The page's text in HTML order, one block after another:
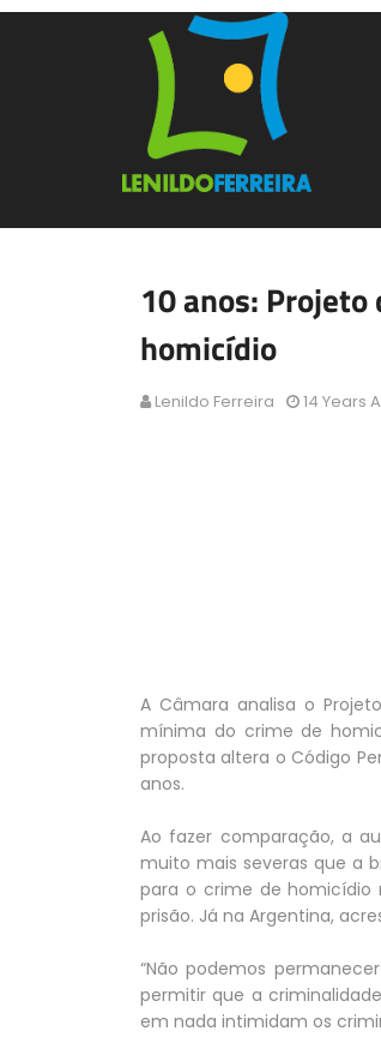
10 anos:
homicídio
Lenildo Ferreira 14 Years
A Câmara analisa o
mínima do crime de
proposta altera o Código
anos.
Ao fazer comparação, a
muito mais severas que a
para o crime de homicídio
prisão. Já na Argentina,
“Não podemos
permitir que a
em nada intimidam os